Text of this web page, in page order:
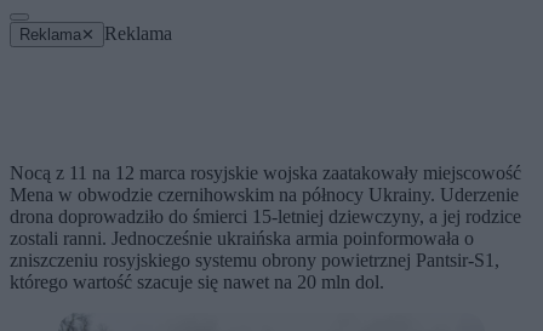
Reklama ✕ Reklama
Nocą z 11 na 12 marca rosyjskie wojska zaatakowały miejscowość
Mena w obwodzie czernihowskim na północy Ukrainy. Uderzenie
drona doprowadziło do śmierci 15-letniej dziewczyny, a jej rodzice
zostali ranni. Jednocześnie ukraińska armia poinformowała o
zniszczeniu rosyjskiego systemu obrony powietrznej Pantsir-S1,
którego wartość szacuje się nawet na 20 mln dol.